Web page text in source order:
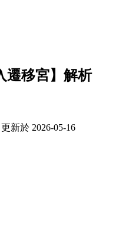
遷移宮】解析
更新於 2026-05-16